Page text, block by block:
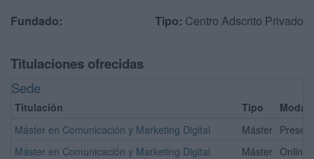
Fundado: Tipo: Centro Adscrito Privado
Titulaciones ofrecidas
Sede
Titulación Tipo
Máster en Comunicación y Marketing Digital
Máster
Máster en Comunicación y Marketing Digital
Máster Online